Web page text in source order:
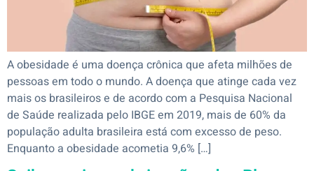
A obesidade é uma doença crônica que afeta milhões de
pessoas em todo o mundo. A doença que atinge cada vez
mais os brasileiros e de acordo com a Pesquisa Nacional
de Saúde realizada pelo IBGE em 2019, mais de 60% da
população adulta brasileira está com excesso de peso.
Enquanto a obesidade acometia 9,6% […]